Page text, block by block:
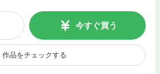
今すぐ買う
作品をチェックする